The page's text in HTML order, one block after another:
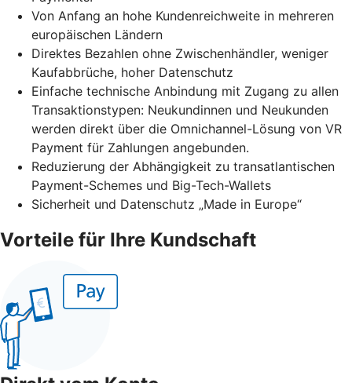
Von Anfang an hohe Kundenreichweite in mehreren
europäischen Ländern
Direktes Bezahlen ohne Zwischenhändler, weniger
Kaufabbrüche, hoher Datenschutz
Einfache technische Anbindung mit Zugang zu allen
Transaktionstypen: Neukundinnen und Neukunden
werden direkt über die Omnichannel-Lösung von VR
Payment für Zahlungen angebunden.
Reduzierung der Abhängigkeit zu transatlantischen
Payment-Schemes und Big-Tech-Wallets
Sicherheit und Datenschutz „Made in Europe“
Vorteile für Ihre Kundschaft